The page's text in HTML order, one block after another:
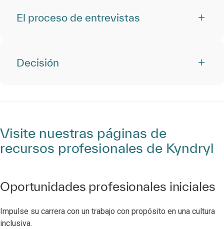
El proceso de entrevistas
Decisión
Visite nuestras páginas de
recursos profesionales de Kyndryl
Oportunidades profesionales iniciales
Impulse su carrera con un trabajo con propósito en una cultura
inclusiva.